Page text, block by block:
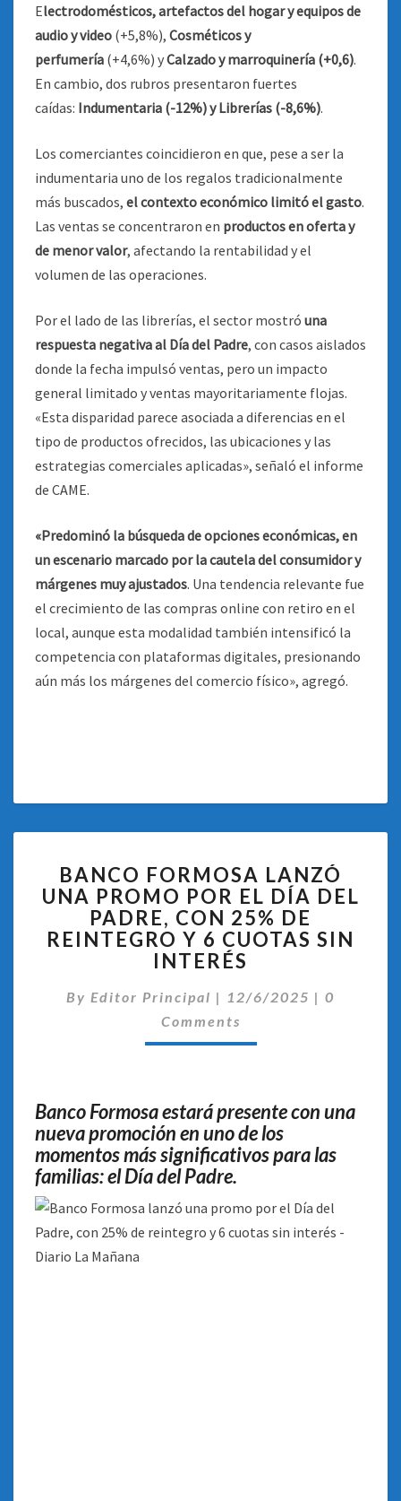
Electrodomésticos, artefactos del hogar y equipos de
audio y video (+5,8%), Cosméticos y
perfumería (+4,6%) yCalzado y marroquinería (+0,6).
En cambio, dos rubros presentaron fuertes
caídas: Indumentaria (-12%) y Librerías (-8,6%).
Los comerciantes coincidieron en que, pese a ser la
indumentaria uno de los regalos tradicionalmente
más buscados, el contexto económico limitó el gasto.
Las ventas se concentraron en productos en oferta y
de menor valor, afectando la rentabilidad y el
volumen de las operaciones.
Por el lado de las librerías, el sector mostró una
respuesta negativa al Día del Padre, con casos aislados
donde la fecha impulsó ventas, pero un impacto
general limitado y ventas mayoritariamente flojas.
«Esta disparidad parece asociada a diferencias en el
tipo de productos ofrecidos, las ubicaciones y las
estrategias comerciales aplicadas», señaló el informe
de CAME.
«Predominó la búsqueda de opciones económicas, en
un escenario marcado por la cautela del consumidor y
márgenes muy ajustados. Una tendencia relevante fue
el crecimiento de las compras online con retiro en el
local, aunque esta modalidad también intensificó la
competencia con plataformas digitales, presionando
aún más los márgenes del comercio físico», agregó.
FORMOSA
LANZÓ
UNA
PROMO
POR
EL
DÍA
DEL
REINTEGRO
Y
6
CUOTAS
INTERÉS
BANCO FORMOSA LANZÓ
UNA PROMO POR EL DÍA DEL
PADRE, CON 25% DE
REINTEGRO Y 6 CUOTAS SIN
INTERÉS
By Editor Principal | 12/6/2025 | 0
Comments
Banco Formosa estará presente con una
nueva promoción en uno de los
momentos más significativos para las
familias: el Día del Padre.